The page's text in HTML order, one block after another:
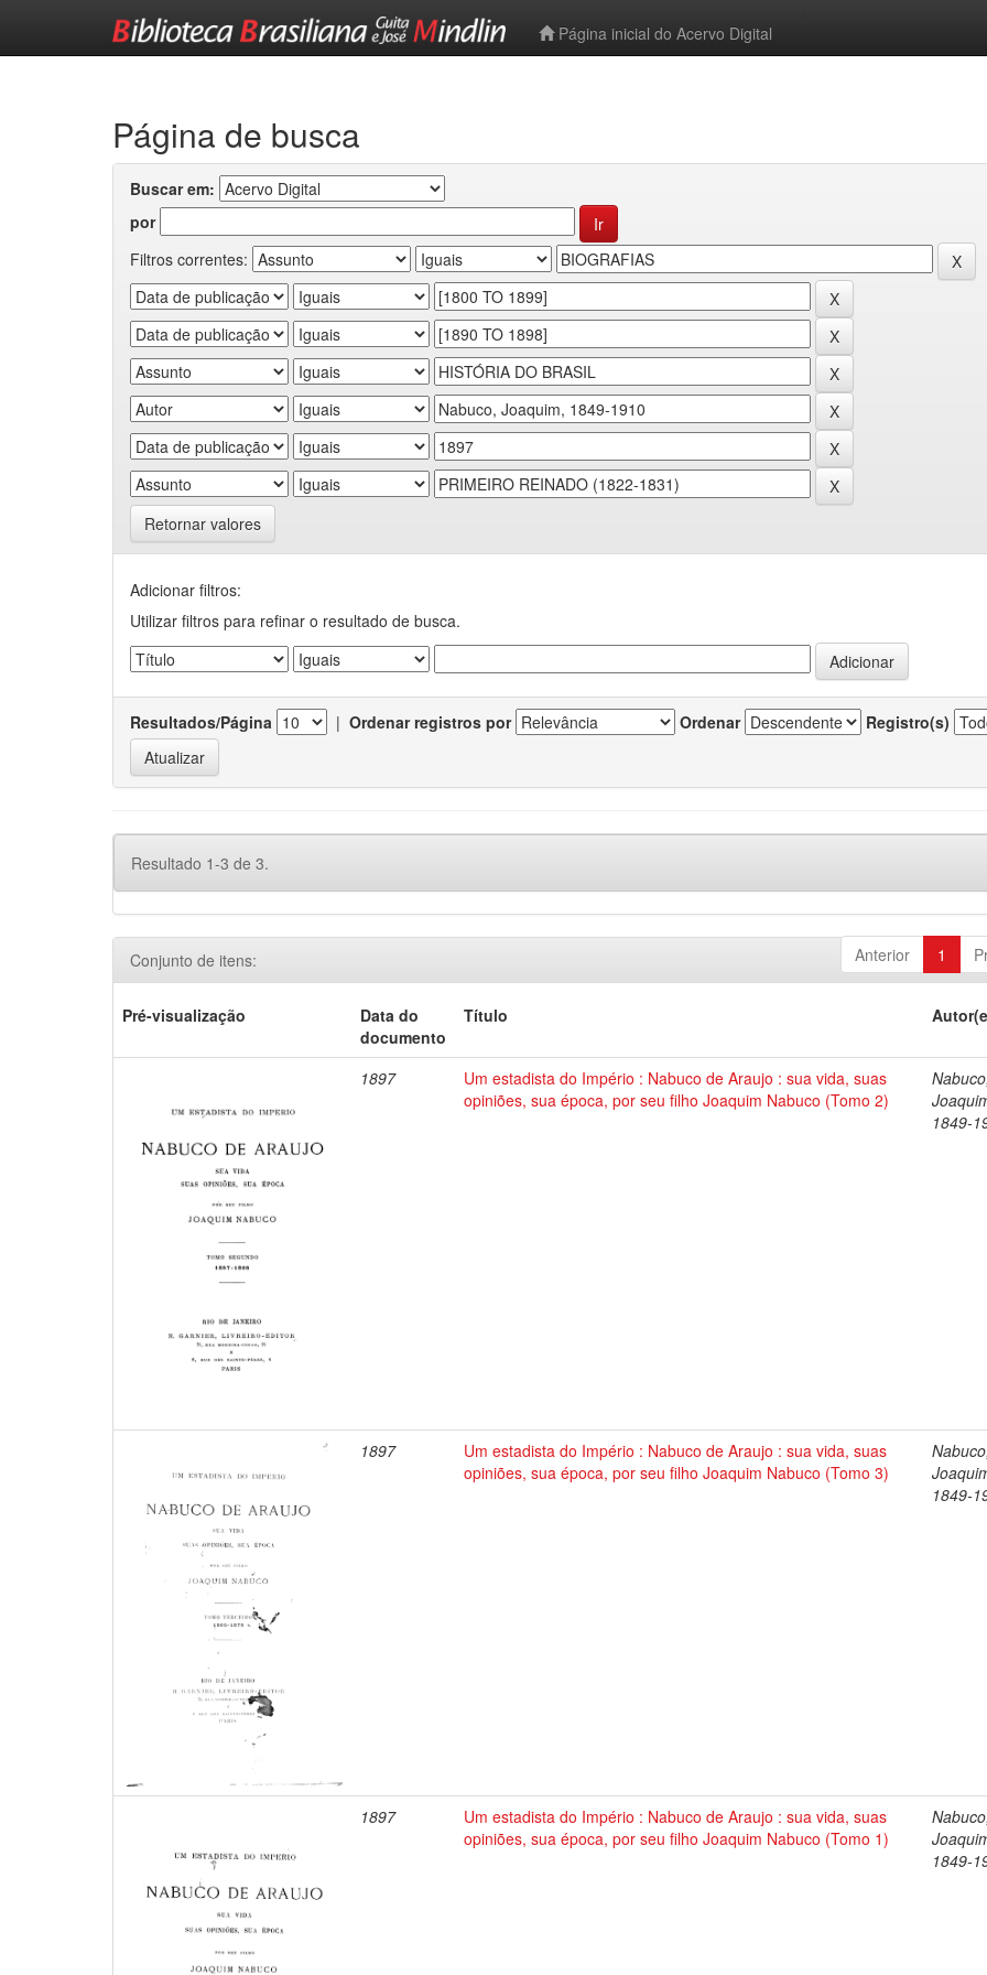
Página inicial do Acervo Digital
Página de busca
Buscar em:
por
Filtros correntes:
Retornar valores
Adicionar filtros:
Utilizar filtros para refinar o resultado de busca.
Resultados/Página | Ordenar registros por Ordenar Registro(s)
Resultado 1-3 de 3.
Anterior 1
Conjunto de itens:
Pré-visualização
Data do
documento
Título
1897
Um estadista do Império : Nabuco de Araujo : sua vida, suas
opiniões, sua época, por seu filho Joaquim Nabuco (Tomo 2)
Nabuco,
1849-
1897
Um estadista do Império : Nabuco de Araujo : sua vida, suas
opiniões, sua época, por seu filho Joaquim Nabuco (Tomo 3)
Nabuco,
1849-
1897
Um estadista do Império : Nabuco de Araujo : sua vida, suas
opiniões, sua época, por seu filho Joaquim Nabuco (Tomo 1)
Nabuco,
1849-